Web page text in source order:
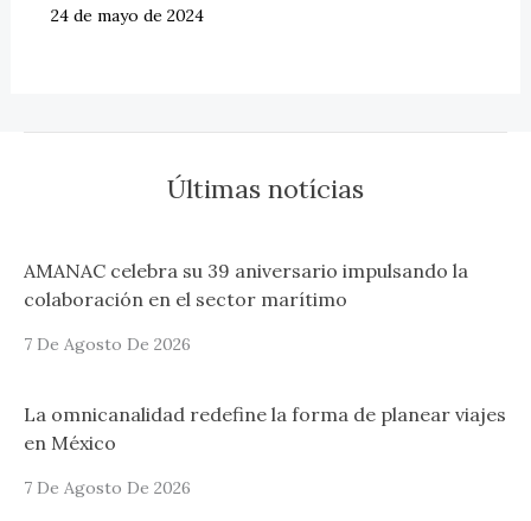
24 de mayo de 2024
Últimas notícias
AMANAC celebra su 39 aniversario impulsando la
colaboración en el sector marítimo
7 De Agosto De 2026
La omnicanalidad redefine la forma de planear viajes
en México
7 De Agosto De 2026